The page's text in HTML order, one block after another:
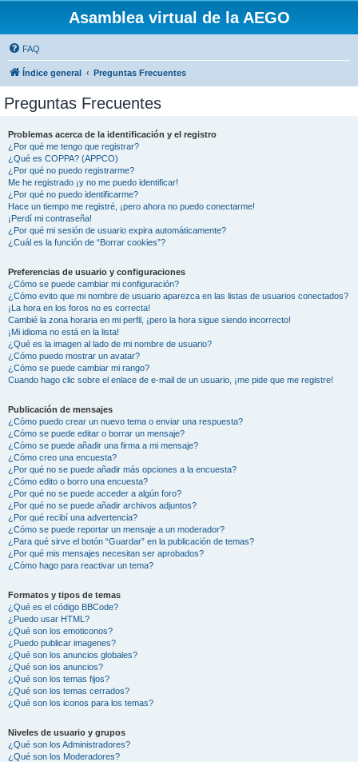
Asamblea virtual de la AEGO
FAQ
Índice general Preguntas Frecuentes
Preguntas Frecuentes
Problemas acerca de la identificación y el registro
¿Por qué me tengo que registrar?
¿Qué es COPPA? (APPCO)
¿Por qué no puedo registrarme?
Me he registrado ¡y no me puedo identificar!
¿Por qué no puedo identificarme?
Hace un tiempo me registré, ¡pero ahora no puedo conectarme!
¡Perdí mi contraseña!
¿Por qué mi sesión de usuario expira automáticamente?
¿Cuál es la función de “Borrar cookies”?
Preferencias de usuario y configuraciones
¿Cómo se puede cambiar mi configuración?
¿Cómo evito que mi nombre de usuario aparezca en las listas de usuarios conectados?
¡La hora en los foros no es correcta!
Cambié la zona horaria en mi perfil, ¡pero la hora sigue siendo incorrecto!
¡Mi idioma no está en la lista!
¿Qué es la imagen al lado de mi nombre de usuario?
¿Cómo puedo mostrar un avatar?
¿Cómo se puede cambiar mi rango?
Cuando hago clic sobre el enlace de e-mail de un usuario, ¡me pide que me registre!
Publicación de mensajes
¿Cómo puedo crear un nuevo tema o enviar una respuesta?
¿Cómo se puede editar o borrar un mensaje?
¿Cómo se puede añadir una firma a mi mensaje?
¿Cómo creo una encuesta?
¿Por qué no se puede añadir más opciones a la encuesta?
¿Cómo edito o borro una encuesta?
¿Por qué no se puede acceder a algún foro?
¿Por qué no se puede añadir archivos adjuntos?
¿Por qué recibí una advertencia?
¿Cómo se puede reportar un mensaje a un moderador?
¿Para qué sirve el botón “Guardar” en la publicación de temas?
¿Por qué mis mensajes necesitan ser aprobados?
¿Cómo hago para reactivar un tema?
Formatos y tipos de temas
¿Qué es el código BBCode?
¿Puedo usar HTML?
¿Qué son los emoticonos?
¿Puedo publicar imagenes?
¿Qué son los anuncios globales?
¿Qué son los anuncios?
¿Qué son los temas fijos?
¿Qué son los temas cerrados?
¿Qué son los iconos para los temas?
Niveles de usuario y grupos
¿Qué son los Administradores?
¿Qué son los Moderadores?